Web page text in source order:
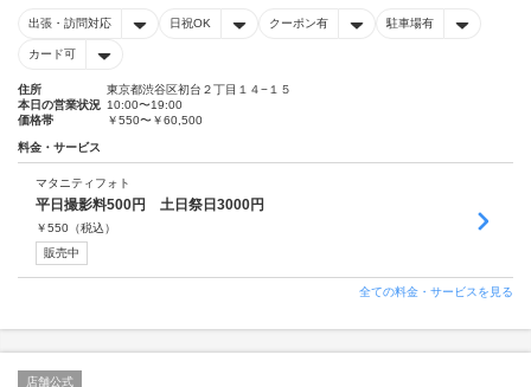
出張・訪問対応 日祝OK クーポン有 駐車場有
カード可
住所
東京都渋谷区初台２丁目１４−１５
本日の営業状況 10:00〜19:00
価格帯
￥550〜￥60,500
料金・サービス
マタニティフォト
平日撮影料500円 土日祭日3000円
￥550 （税込）
販売中
全ての料金・サービスを見る
店舗公式